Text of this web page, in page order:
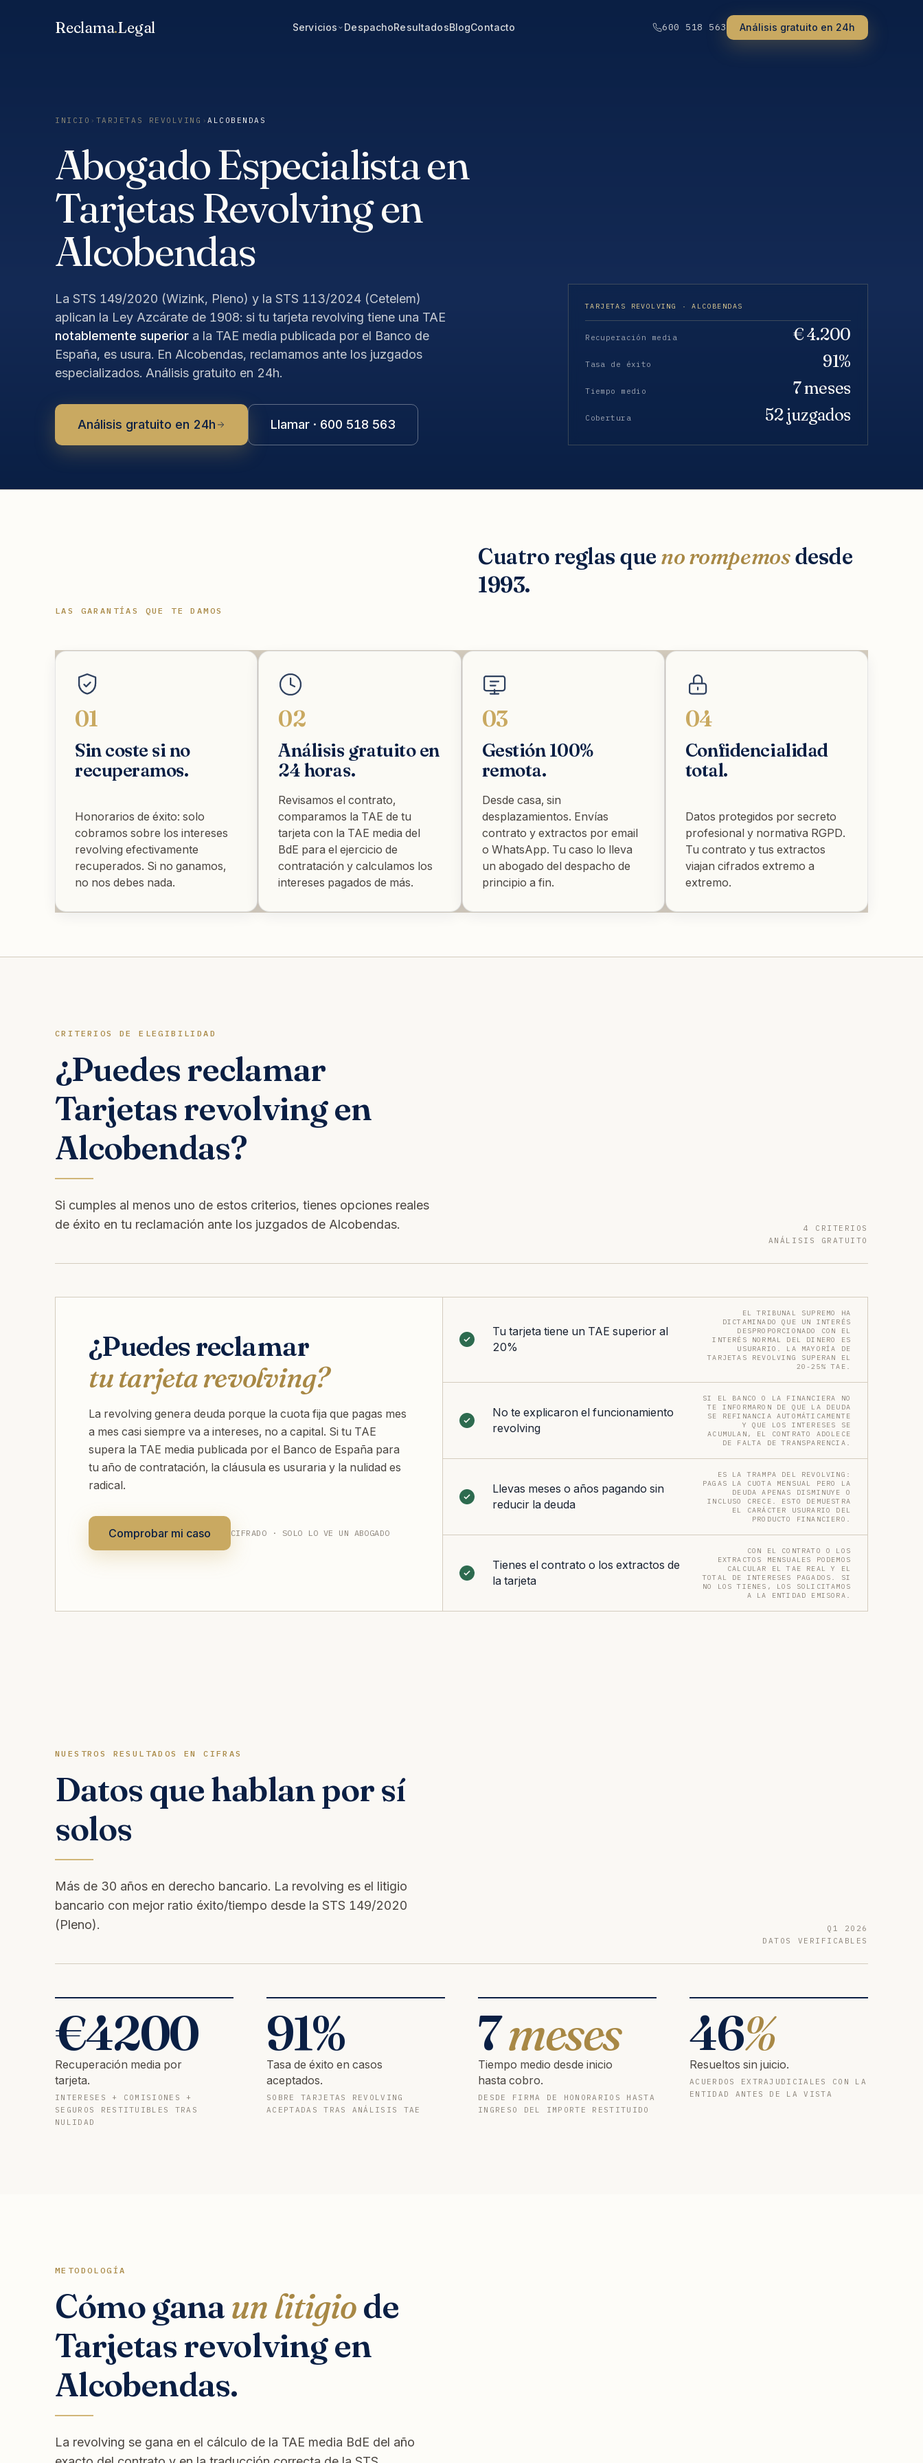
Reclama.Legal Servicios DespachoResultadosBlogContacto 600 518 563 Análisis gratuito en 24h
INICIO › TARJETAS REVOLVING ›ALCOBENDAS
Abogado Especialista en
Tarjetas Revolving en
Alcobendas
La STS 149/2020 (Wizink, Pleno) y la STS 113/2024 (Cetelem)
aplican la Ley Azcárate de 1908: si tu tarjeta revolving tiene una TAE
notablemente superior a la TAE media publicada por el Banco de
España, es usura. En Alcobendas, reclamamos ante los juzgados
especializados. Análisis gratuito en 24h.
Análisis gratuito en 24h Llamar · 600 518 563
TARJETAS REVOLVING · ALCOBENDAS
Recuperación media € 4.200
Tasa de éxito 91%
Tiempo medio 7 meses
Cobertura 52 juzgados
LAS GARANTÍAS QUE TE DAMOS
Cuatro reglas que no rompemosdesde
1993.
01
Sin coste si no
recuperamos.
Honorarios de éxito: solo
cobramos sobre los intereses
revolving efectivamente
recuperados. Si no ganamos,
no nos debes nada.
02
Análisis gratuito en
24 horas.
Revisamos el contrato,
comparamos la TAE de tu
tarjeta con la TAE media del
BdE para el ejercicio de
contratación y calculamos los
intereses pagados de más.
03
Gestión 100%
remota.
Desde casa, sin
desplazamientos. Envías
contrato y extractos por email
o WhatsApp. Tu caso lo lleva
un abogado del despacho de
principio a fin.
04
Confidencialidad
total.
Datos protegidos por secreto
profesional y normativa RGPD.
Tu contrato y tus extractos
viajan cifrados extremo a
extremo.
CRITERIOS DE ELEGIBILIDAD
¿Puedes reclamar
Tarjetas revolving en
Alcobendas?
Si cumples al menos uno de estos criterios, tienes opciones reales
de éxito en tu reclamación ante los juzgados de Alcobendas.
4 CRITERIOS
ANÁLISIS GRATUITO
¿Puedes reclamar
tu tarjeta revolving?
La revolving genera deuda porque la cuota fija que pagas mes
a mes casi siempre va a intereses, no a capital. Si tu TAE
supera la TAE media publicada por el Banco de España para
tu año de contratación, la cláusula es usuraria y la nulidad es
radical.
Comprobar mi caso CIFRADO · SOLO LO VE UN ABOGADO
Tu tarjeta tiene un TAE superior al
20%
EL TRIBUNAL SUPREMO HA
DICTAMINADO QUE UN INTERÉS
DESPROPORCIONADO CON EL
INTERÉS NORMAL DEL DINERO ES
USURARIO. LA MAYORÍA DE
TARJETAS REVOLVING SUPERAN EL
20-25% TAE.
No te explicaron el funcionamiento
revolving
SI EL BANCO O LA FINANCIERA NO
TE INFORMARON DE QUE LA DEUDA
SE REFINANCIA AUTOMÁTICAMENTE
Y QUE LOS INTERESES SE
ACUMULAN, EL CONTRATO ADOLECE
DE FALTA DE TRANSPARENCIA.
Llevas meses o años pagando sin
reducir la deuda
ES LA TRAMPA DEL REVOLVING:
PAGAS LA CUOTA MENSUAL PERO LA
DEUDA APENAS DISMINUYE O
INCLUSO CRECE. ESTO DEMUESTRA
EL CARÁCTER USURARIO DEL
PRODUCTO FINANCIERO.
Tienes el contrato o los extractos de
la tarjeta
CON EL CONTRATO O LOS
EXTRACTOS MENSUALES PODEMOS
CALCULAR EL TAE REAL Y EL
TOTAL DE INTERESES PAGADOS. SI
NO LOS TIENES, LOS SOLICITAMOS
A LA ENTIDAD EMISORA.
NUESTROS RESULTADOS EN CIFRAS
Datos que hablan por sí
solos
Más de 30 años en derecho bancario. La revolving es el litigio
bancario con mejor ratio éxito/tiempo desde la STS 149/2020
(Pleno).
Q1 2026
DATOS VERIFICABLES
€4200
Recuperación media por
tarjeta.
INTERESES + COMISIONES +
SEGUROS RESTITUIBLES TRAS
NULIDAD
91%
Tasa de éxito en casos
aceptados.
SOBRE TARJETAS REVOLVING
ACEPTADAS TRAS ANÁLISIS TAE
7meses
Tiempo medio desde inicio
hasta cobro.
DESDE FIRMA DE HONORARIOS HASTA
INGRESO DEL IMPORTE RESTITUIDO
46%
Resueltos sin juicio.
ACUERDOS EXTRAJUDICIALES CON LA
ENTIDAD ANTES DE LA VISTA
METODOLOGÍA
Cómo ganaun litigiode
Tarjetas revolving en
Alcobendas.
La revolving se gana en el cálculo de la TAE media BdE del año